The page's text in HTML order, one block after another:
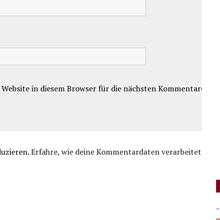
in diesem Browser für die nächsten Kommentare.
Erfahre, wie deine Kommentardaten verarbeitet